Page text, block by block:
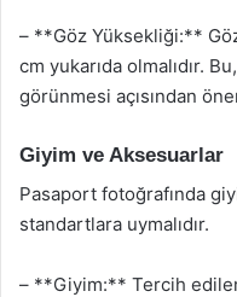
– **Göz Yüksekliği:**
cm yukarıda olmalıdır.
görünmesi açısından
Giyim ve Aksesuarlar
Pasaport fotoğrafında
standartlara uymalıdır.
– **Giyim:** Tercih